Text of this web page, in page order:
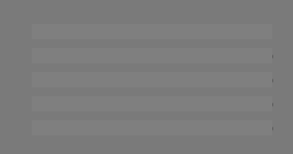
0
0
0
0